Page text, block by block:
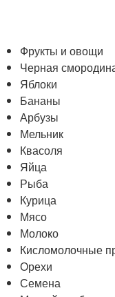
Фрукты и овощи
Черная
Яблоки
Бананы
Арбузы
Мельник
Квасоля
Яйца
Рыба
Курица
Мясо
Молоко
Кисломолочные
Орехи
Семена